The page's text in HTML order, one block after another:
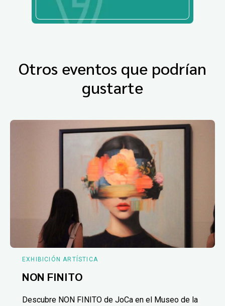
Otros eventos que podrían
gustarte
EXHIBICIÓN ARTÍSTICA
NON FINITO
Descubre NON FINITO de JoCa en el Museo de la